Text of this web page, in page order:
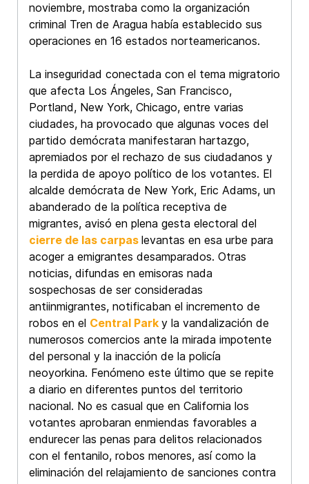
noviembre, mostraba como la organización
criminal Tren de Aragua había establecido sus
operaciones en 16 estados norteamericanos.
La inseguridad conectada con el tema migratorio
que afecta Los Ángeles, San Francisco,
Portland, New York, Chicago, entre varias
ciudades, ha provocado que algunas voces del
partido demócrata manifestaran hartazgo,
apremiados por el rechazo de sus ciudadanos y
la perdida de apoyo político de los votantes. El
alcalde demócrata de New York, Eric Adams, un
abanderado de la política receptiva de
migrantes, avisó en plena gesta electoral del
cierre de las carpas levantas en esa urbe para
acoger a emigrantes desamparados. Otras
noticias, difundas en emisoras nada
sospechosas de ser consideradas
antiinmigrantes, notificaban el incremento de
robos en el Central Park y la vandalización de
numerosos comercios ante la mirada impotente
del personal y la inacción de la policía
neoyorkina. Fenómeno este último que se repite
a diario en diferentes puntos del territorio
nacional. No es casual que en California los
votantes aprobaran enmiendas favorables a
endurecer las penas para delitos relacionados
con el fentanilo, robos menores, así como la
eliminación del relajamiento de sanciones contra